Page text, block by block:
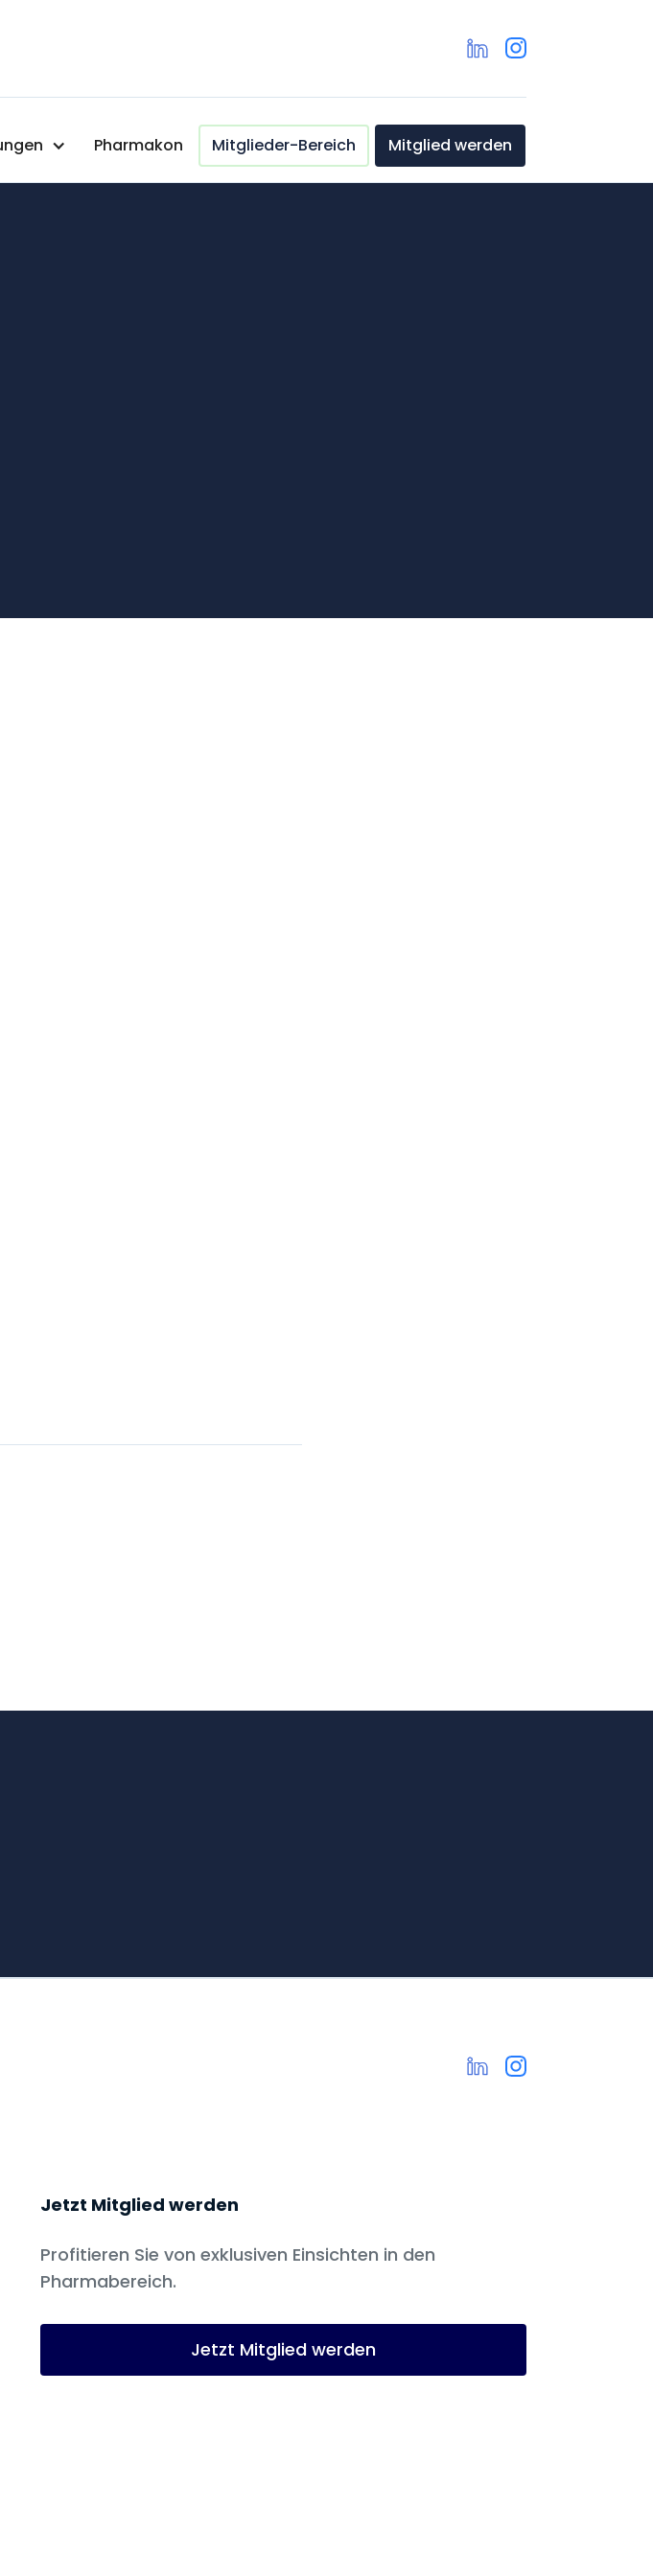
Pharmakon Mitglieder-Bereich Mitglied werden
Jetzt Mitglied werden
Profitieren Sie von exklusiven Einsichten in den
Pharmabereich.
Jetzt Mitglied werden